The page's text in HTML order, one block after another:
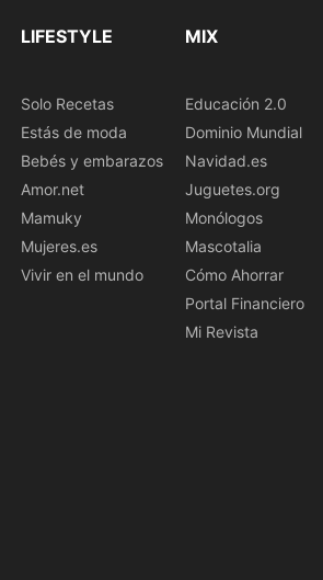
LIFESTYLE
Solo Recetas
Estás de moda
Bebés y embarazos
Amor.net
Mamuky
Mujeres.es
Vivir en el mundo
MIX
Educación 2.0
Dominio Mundial
Navidad.es
Juguetes.org
Monólogos
Mascotalia
Cómo Ahorrar
Portal Financiero
Mi Revista